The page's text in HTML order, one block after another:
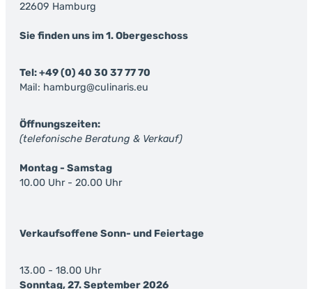
22609 Hamburg
Sie finden uns im 1. Obergeschoss
Tel: +49 (0) 40 30 37 77 70
Mail: hamburg@culinaris.eu
Öffnungszeiten:
(telefonische Beratung & Verkauf)
Montag - Samstag
10.00 Uhr - 20.00 Uhr
Verkaufsoffene Sonn- und Feiertage
13.00 - 18.00 Uhr
Sonntag, 27. September 2026